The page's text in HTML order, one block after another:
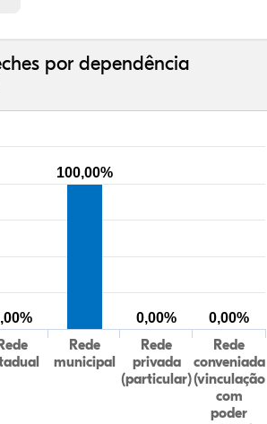
por dependência
Rede
Rede
municipal
Rede
privada
(particular)
Rede
conveniada
(vinculação
com
poder
100,00%
0,00% 0,00%